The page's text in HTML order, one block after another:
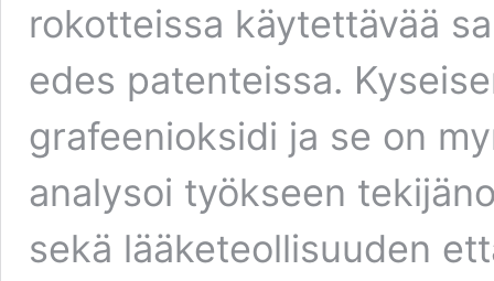
rokotteissa käytettävää
edes patenteissa.
grafeenioksidi ja se on
analysoi työkseen
sekä lääketeollisuuden